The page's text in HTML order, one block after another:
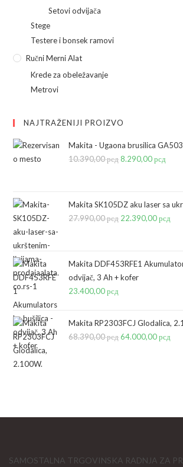
Setovi odvijača
Stege
Testere i bonsek ramovi
Ručni Merni Alat
Krede za obeležavanje
Metrovi
NAJTRAŽENIJI PROIZVO
Makita - Ugaona brusilica
10.390,00рсдOriginalna
bila:
10.390,00 рсд.
8.290,00рсд
Makita SK105DZ aku laser sa
27.990,00рсд Originalna
bila:
27.990,00 рсд.
22.390,00рсд
Makita DDF453RFE1
odvijač, 3 Ah + kofer
23.400,00рсд
Makita RP2303FCJ Glodalica,
68.390,00рсдOriginalna
64.000,00рсд
SAMOSTALNA TRGOVINSKA RADNJA ZA